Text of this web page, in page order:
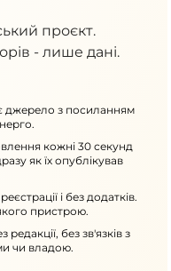
проєкт.
- лише дані.
джерело з посиланням
кожні 30 секунд
як їх опублікував
і без додатків.
пристрою.
редакції, без зв'язків з
чи владою.